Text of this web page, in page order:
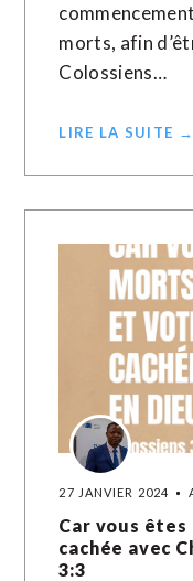
morts, afin
Colossiens…
LIRE LA SUITE →
27 JANVIER 2024
Car vous
cachée avec
3:3